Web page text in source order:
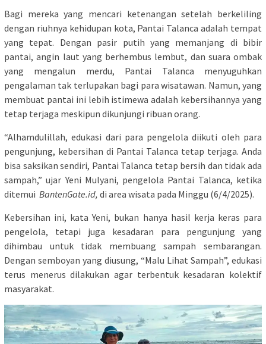
Bagi mereka yang mencari ketenangan setelah berkeliling
dengan riuhnya kehidupan kota, Pantai Talanca adalah tempat
yang tepat. Dengan pasir putih yang memanjang di bibir
pantai, angin laut yang berhembus lembut, dan suara ombak
yang mengalun merdu, Pantai Talanca menyuguhkan
pengalaman tak terlupakan bagi para wisatawan. Namun, yang
membuat pantai ini lebih istimewa adalah kebersihannya yang
tetap terjaga meskipun dikunjungi ribuan orang.
“Alhamdulillah, edukasi dari para pengelola diikuti oleh para
pengunjung, kebersihan di Pantai Talanca tetap terjaga. Anda
bisa saksikan sendiri, Pantai Talanca tetap bersih dan tidak ada
sampah,” ujar Yeni Mulyani, pengelola Pantai Talanca, ketika
ditemui BantenGate.id, di area wisata pada Minggu (6/4/2025).
Kebersihan ini, kata Yeni, bukan hanya hasil kerja keras para
pengelola, tetapi juga kesadaran para pengunjung yang
dihimbau untuk tidak membuang sampah sembarangan.
Dengan semboyan yang diusung, “Malu Lihat Sampah”, edukasi
terus menerus dilakukan agar terbentuk kesadaran kolektif
masyarakat.